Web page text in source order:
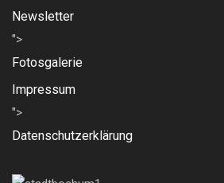
Newsletter
">
Fotosgalerie
Impressum
">
Datenschutzerklärung